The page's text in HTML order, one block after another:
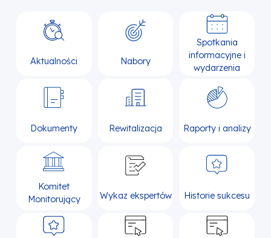
Aktualności Nabory
Spotkania
informacyjne i
wydarzenia
Dokumenty Rewitalizacja Raporty i analizy
Komitet
Monitorujący
Wykaz ekspertów Historie sukcesu